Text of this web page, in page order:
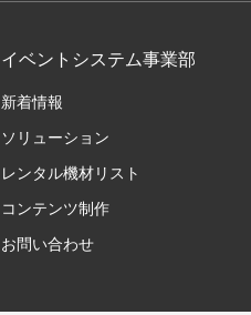
イベントシステム事業部
新着情報
ソリューション
レンタル機材リスト
コンテンツ制作
お問い合わせ